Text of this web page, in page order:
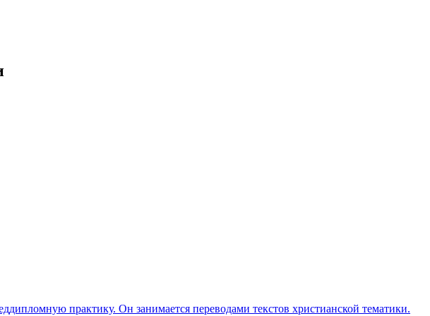
практику. Он занимается переводами текстов христианской тематики.